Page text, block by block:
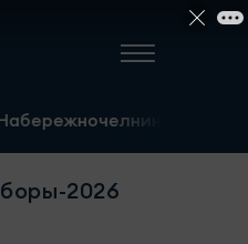
13а. Тел.: 8-
2026